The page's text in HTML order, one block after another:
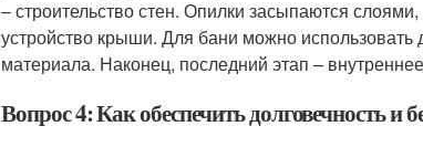
– строительство стен. Опилки засыпаются
устройство крыши. Для бани можно
материала. Наконец, последний этап –
Вопрос 4: Как обеспечить долговечность и